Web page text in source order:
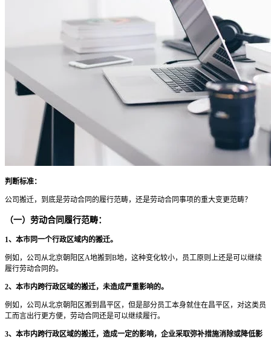
判断标准：
公司搬迁，到底是劳动合同的履行范畴，还是劳动合同事项的重大变更范畴？
（一）劳动合同履行范畴：
1、本市同一个行政区域内的搬迁。
例如，公司从北京朝阳区A地搬到B地，这种变化较小，员工原则上还是可以继续
履行劳动合同的。
2、本市内跨行政区域的搬迁，未造成严重影响的。
例如，公司从北京朝阳区搬到昌平区，但是部分员工本身就住在昌平区，对这类员
工而言出行更方便，劳动合同还是可以继续履行。
3、本市内跨行政区域的搬迁，造成一定的影响，企业采取弥补措施消除或降低影